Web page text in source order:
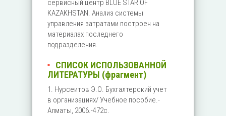
сервисный центр BLUE STAR OF
KAZAKHSTAN. Анализ системы
управления затратами построен на
материалах последнего
подразделения.
СПИСОК ИСПОЛЬЗОВАННОЙ
ЛИТЕРАТУРЫ (фрагмент)
1. Нурсеитов Э.О. Бухгалтерский учет
в организациях/ Учебное пособие.-
Алматы, 2006.-472с.